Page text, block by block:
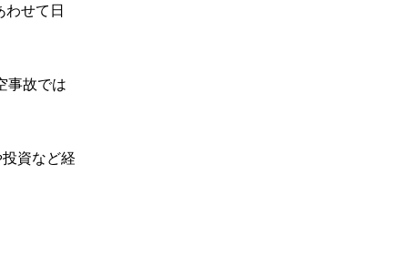
せて日
事故では
資など経